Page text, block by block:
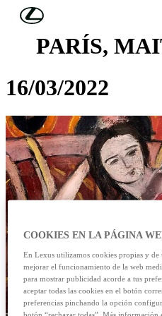
Skip to Main Content
PARÍS,
16/03/2022
COOKIES EN LA PÁGINA
En Lexus utilizamos cookies propias y de
mejorar el funcionamiento de la web
para mostrar publicidad acorde a tus
aceptar todas las cookies en el botón
preferencias pinchando la opción